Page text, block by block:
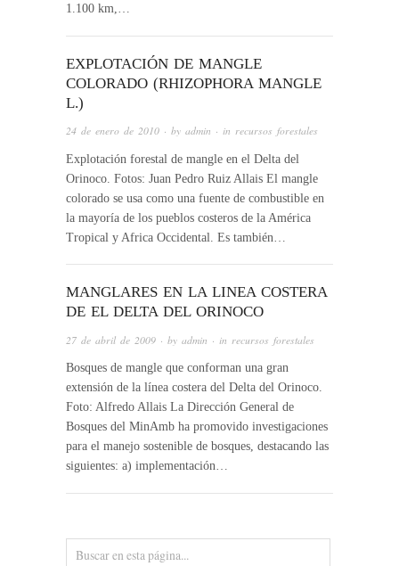
1.100 km,…
EXPLOTACIÓN DE MANGLE
COLORADO (RHIZOPHORA MANGLE
L.)
24 de enero de 2010 · by admin · in recursos forestales
Explotación forestal de mangle en el Delta del
Orinoco. Fotos: Juan Pedro Ruiz Allais El mangle
colorado se usa como una fuente de combustible en
la mayoría de los pueblos costeros de la América
Tropical y Africa Occidental. Es también…
MANGLARES EN LA LINEA COSTERA
DE EL DELTA DEL ORINOCO
27 de abril de 2009 · by admin · in recursos forestales
Bosques de mangle que conforman una gran
extensión de la línea costera del Delta del Orinoco.
Foto: Alfredo Allais La Dirección General de
Bosques del MinAmb ha promovido investigaciones
para el manejo sostenible de bosques, destacando las
siguientes: a) implementación…